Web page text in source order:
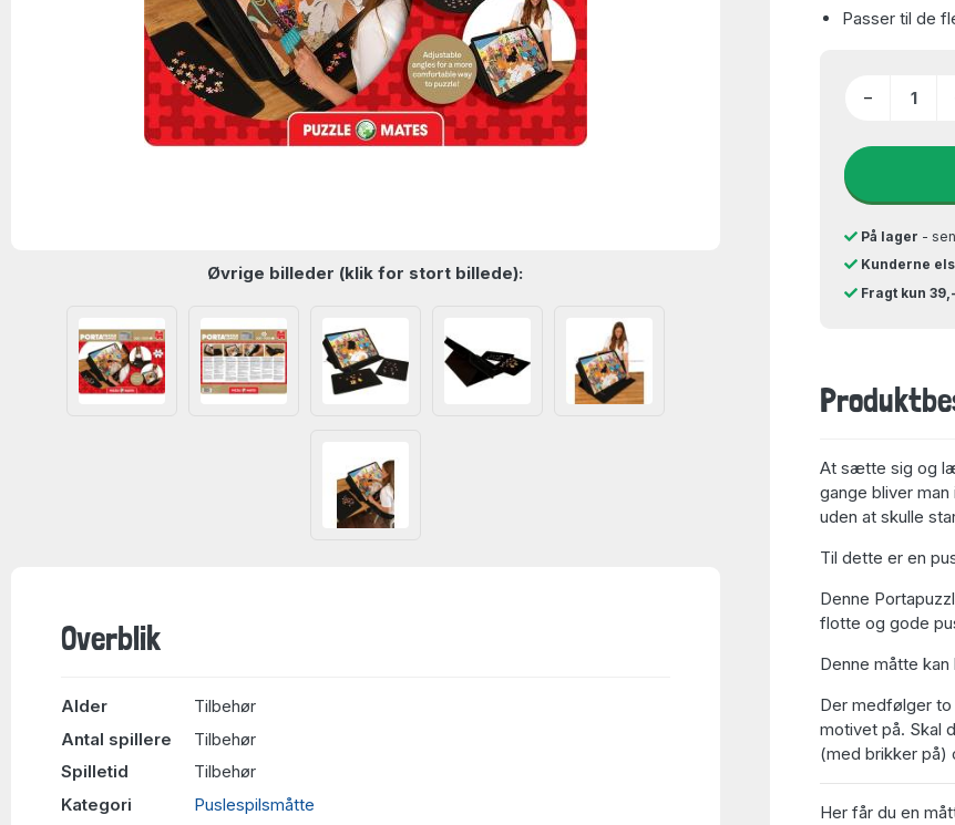
Øvrige billeder (klik for stort billede):
Overblik
Alder
Tilbehør
Antal spillere
Tilbehør
Spilletid
Tilbehør
Kategori
Puslespilsmåtte
Passer til de
−
På lager -
Kunderne
Fragt kun 39,-
At sætte sig og
gange bliver
uden at skulle
Til dette er en
Denne
flotte og gode
Denne måtte
Der medfølger
motivet på. Skal
(med brikker på)
Her får du en